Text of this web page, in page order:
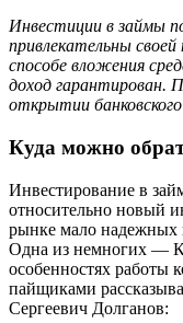
Инвестиции в займы
привлекательны
способе вложения
доход гарантирован.
открытии банковского
Куда можно
Инвестирование в
относительно новый
рынке мало надежных
Одна из немногих —
особенностях работы
пайщиками
Сергеевич Долганов: